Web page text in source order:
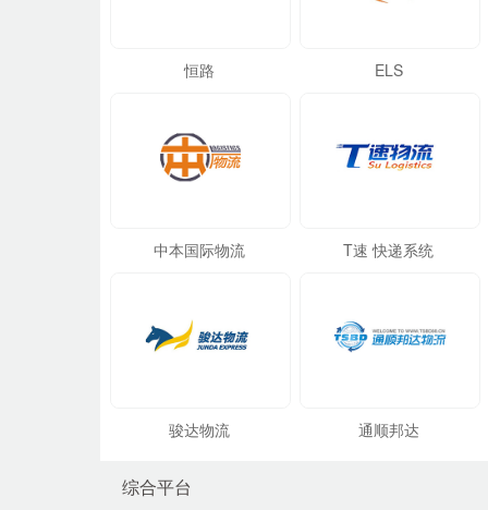
恒路 ELS
中本国际物流 T速 快递系统
骏达物流 通顺邦达
综合平台